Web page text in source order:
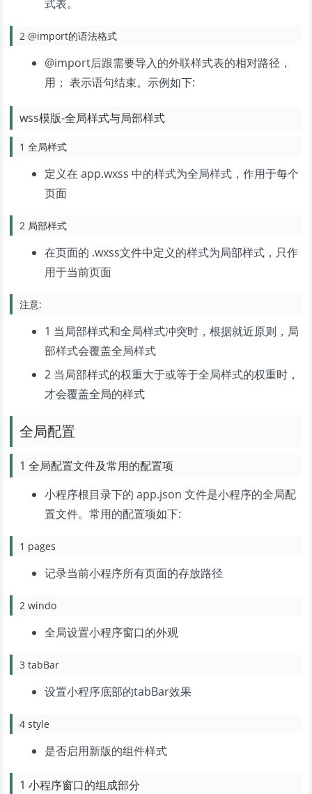
式表。
2 @import的语法格式
@import后跟需要导入的外联样式表的相对路径，
用； 表示语句结束。示例如下:
wss模版-全局样式与局部样式
1 全局样式
定义在 app.wxss 中的样式为全局样式，作用于每个
页面
2 局部样式
在页面的 .wxss文件中定义的样式为局部样式，只作
用于当前页面
注意:
1 当局部样式和全局样式冲突时，根据就近原则，局
部样式会覆盖全局样式
2 当局部样式的权重大于或等于全局样式的权重时，
才会覆盖全局的样式
全局配置
1 全局配置文件及常用的配置项
小程序根目录下的 app.json 文件是小程序的全局配
置文件。常用的配置项如下:
1 pages
记录当前小程序所有页面的存放路径
2 windo
全局设置小程序窗口的外观
3 tabBar
设置小程序底部的tabBar效果
4 style
是否启用新版的组件样式
1 小程序窗口的组成部分